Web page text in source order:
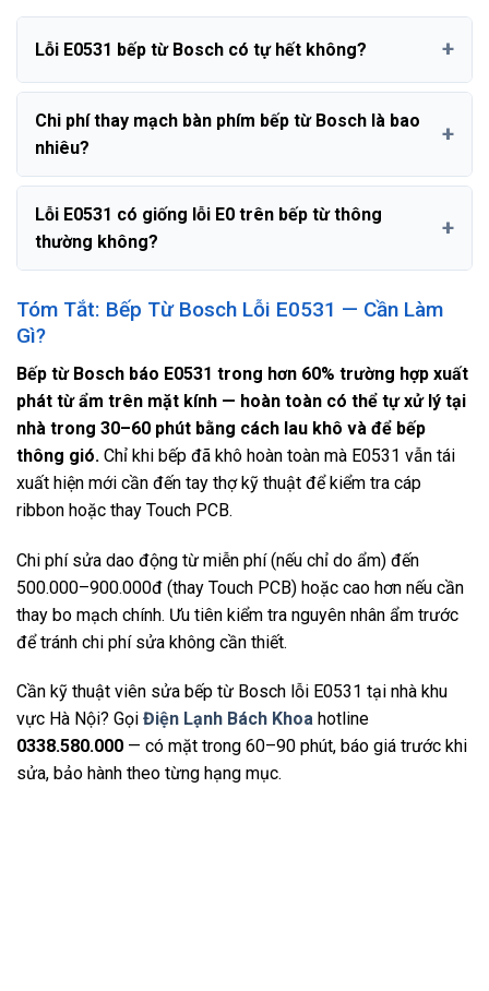
Lỗi E0531 bếp từ Bosch có tự hết không?
Chi phí thay mạch bàn phím bếp từ Bosch là bao
nhiêu?
Lỗi E0531 có giống lỗi E0 trên bếp từ thông
thường không?
Tóm Tắt: Bếp Từ Bosch Lỗi E0531 — Cần Làm
Gì?
Bếp từ Bosch báo E0531 trong hơn 60% trường hợp xuất
phát từ ẩm trên mặt kính — hoàn toàn có thể tự xử lý tại
nhà trong 30–60 phút bằng cách lau khô và để bếp
thông gió. Chỉ khi bếp đã khô hoàn toàn mà E0531 vẫn tái
xuất hiện mới cần đến tay thợ kỹ thuật để kiểm tra cáp
ribbon hoặc thay Touch PCB.
Chi phí sửa dao động từ miễn phí (nếu chỉ do ẩm) đến
500.000–900.000đ (thay Touch PCB) hoặc cao hơn nếu cần
thay bo mạch chính. Ưu tiên kiểm tra nguyên nhân ẩm trước
để tránh chi phí sửa không cần thiết.
Cần kỹ thuật viên sửa bếp từ Bosch lỗi E0531 tại nhà khu
vực Hà Nội? Gọi Điện Lạnh Bách Khoa hotline
0338.580.000 — có mặt trong 60–90 phút, báo giá trước khi
sửa, bảo hành theo từng hạng mục.